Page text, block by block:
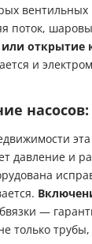
поток,
открытие
и
давление и
—
только